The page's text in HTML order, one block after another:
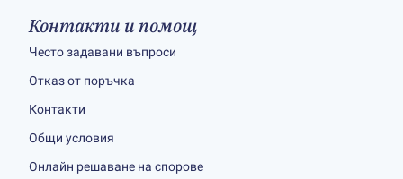
Контакти и помощ
Често задавани въпроси
Отказ от поръчка
Контакти
Общи условия
Онлайн решаване на спорове